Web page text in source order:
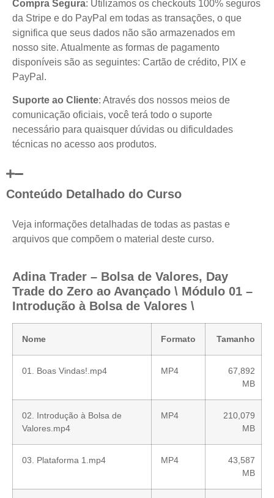
Compra Segura: Utilizamos os checkouts 100% seguros
da Stripe e do PayPal em todas as transações, o que
significa que seus dados não são armazenados em
nosso site. Atualmente as formas de pagamento
disponíveis são as seguintes: Cartão de crédito, PIX e
PayPal.
Suporte ao Cliente: Através dos nossos meios de
comunicação oficiais, você terá todo o suporte
necessário para quaisquer dúvidas ou dificuldades
técnicas no acesso aos produtos.
Conteúdo Detalhado do Curso
Veja informações detalhadas de todas as pastas e
arquivos que compõem o material deste curso.
Adina Trader – Bolsa de Valores, Day
Trade do Zero ao Avançado \ Módulo 01 –
Introdução à Bolsa de Valores \
Nome Formato Tamanho
01. Boas Vindas!.mp4 MP4
67,892
MB
02. Introdução à Bolsa de
Valores.mp4
MP4
210,079
MB
03. Plataforma 1.mp4 MP4
43,587
MB